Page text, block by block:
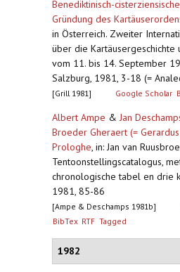
Benediktinisch-
Gründung des
in Österreich. Zweiter
über die Kartäusergeschichte
vom 11. bis 14. September
Salzburg, 1981, 3-18 (=
[Grill 1981] Google Scholar
Albert Ampe & Jan
Broeder Gheraert (=
Prologhe, in: Jan van
Tentoonstellingscatalogus,
chronologische tabel en drie
1981, 85-86
[Ampe & Deschamps 1981b]
BibTex RTF Tagged
1982